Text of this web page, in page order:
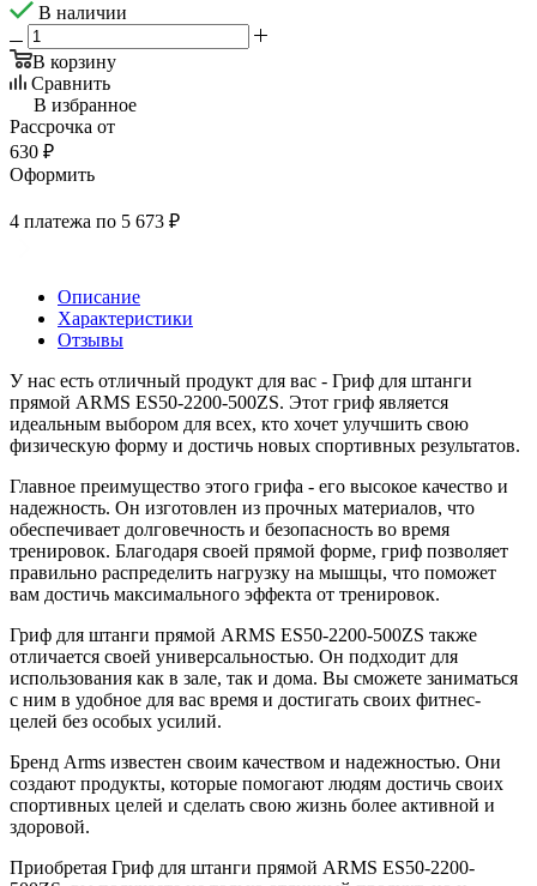
В наличии
В корзину
Сравнить
В избранное
Рассрочка от
630 ₽
Оформить
4 платежа по 5 673 ₽
Описание
Характеристики
Отзывы
У нас есть отличный продукт для вас - Гриф для штанги
прямой ARMS ES50-2200-500ZS. Этот гриф является
идеальным выбором для всех, кто хочет улучшить свою
физическую форму и достичь новых спортивных результатов.
Главное преимущество этого грифа - его высокое качество и
надежность. Он изготовлен из прочных материалов, что
обеспечивает долговечность и безопасность во время
тренировок. Благодаря своей прямой форме, гриф позволяет
правильно распределить нагрузку на мышцы, что поможет
вам достичь максимального эффекта от тренировок.
Гриф для штанги прямой ARMS ES50-2200-500ZS также
отличается своей универсальностью. Он подходит для
использования как в зале, так и дома. Вы сможете заниматься
с ним в удобное для вас время и достигать своих фитнес-
целей без особых усилий.
Бренд Arms известен своим качеством и надежностью. Они
создают продукты, которые помогают людям достичь своих
спортивных целей и сделать свою жизнь более активной и
здоровой.
Приобретая Гриф для штанги прямой ARMS ES50-2200-